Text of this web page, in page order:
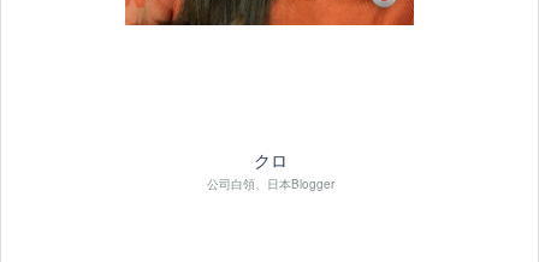
クロ
公司白領、日本Blogger